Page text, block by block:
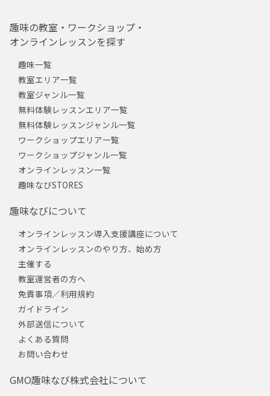
趣味の教室・ワークショップ・
オンラインレッスンを探す
趣味一覧
教室エリア一覧
教室ジャンル一覧
無料体験レッスンエリア一覧
無料体験レッスンジャンル一覧
ワークショップエリア一覧
ワークショップジャンル一覧
オンラインレッスン一覧
趣味なびSTORES
趣味なびについて
オンラインレッスン導入支援講座について
オンラインレッスンのやり方、始め方
主催する
教室運営者の方へ
免責事項／利用規約
ガイドライン
外部送信について
よくある質問
お問い合わせ
GMO趣味なび株式会社について